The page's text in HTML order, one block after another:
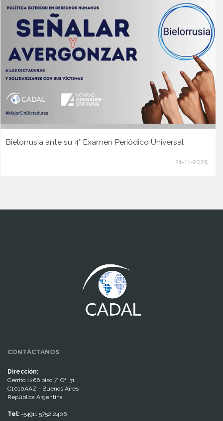
Bielorrusia ante su 4° Examen Periódico Universal
21-11-2025
CONTÁCTANOS
Dirección:
Cerrito 1266 piso 7° Of. 31
C1010AAZ - Buenos Aires
República Argentina
Tel: +54911 5752 2406